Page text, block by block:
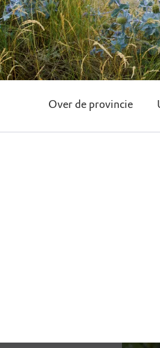
Over de provincie